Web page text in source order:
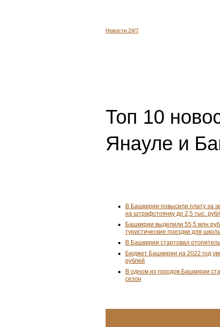
Новости 24/7
Топ 10
Янауле и
В Башкирии повысили плату за
на штрафстоянку до 2,5 тыс.
Башкирии выделили 55,5 млн
туристические поездки для
В Башкирии стартовал
Бюджет Башкирии на 2022 год
рублей
В одном из городов Башкирии
сезон